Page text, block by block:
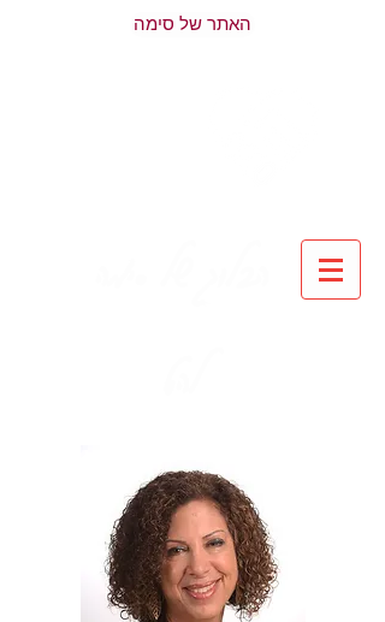
האתר של סימה